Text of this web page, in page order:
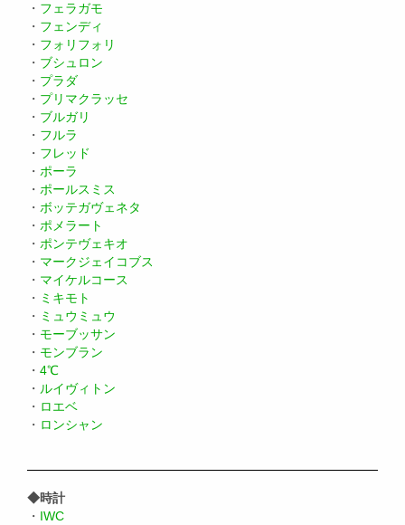
・ フェラガモ
・ フェンディ
・ フォリフォリ
・ ブシュロン
・ プラダ
・ プリマクラッセ
・ ブルガリ
・ フルラ
・ フレッド
・ ポーラ
・ ポールスミス
・ ボッテガヴェネタ
・ ポメラート
・ ポンテヴェキオ
・ マークジェイコブス
・ マイケルコース
・ ミキモト
・ ミュウミュウ
・ モーブッサン
・ モンブラン
・ 4℃
・ ルイヴィトン
・ ロエベ
・ ロンシャン
◆時計
・ IWC